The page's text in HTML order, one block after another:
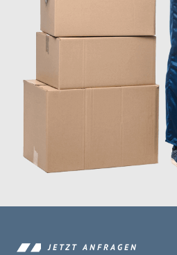
JETZT ANFRAGEN